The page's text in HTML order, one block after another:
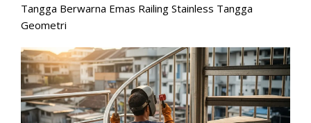
Tangga Berwarna Emas Railing Stainless Tangga
Geometri